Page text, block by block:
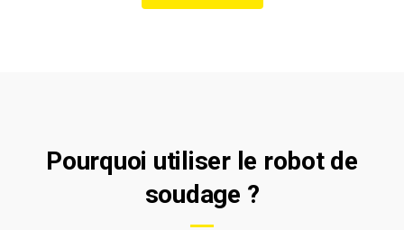
Pourquoi utiliser le robot de
soudage ?